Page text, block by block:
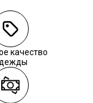
качество